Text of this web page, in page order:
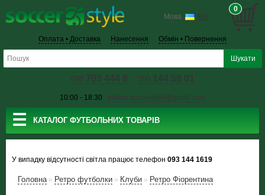
Мова RU
0
Оплата • Доставка Нанесення Обмін • Повернення
098 703 444 8 050 144 58 01
10:00 - 18:30 inform.soccerstyle@gmail.com
☰ КАТАЛОГ ФУТБОЛЬНИХ ТОВАРІВ
У випадку відсутності світла працює телефон 093 144 1619
Головна » Ретро футболки » Клуби » Ретро Фіорентина